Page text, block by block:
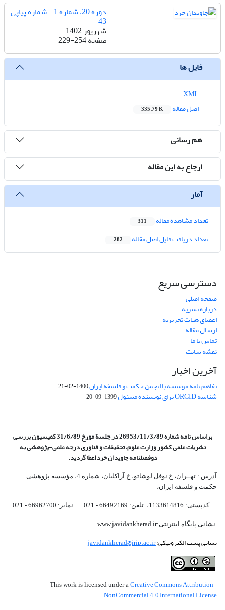
دوره 20، شماره 1 - شماره پیاپی
43
شهریور 1402
صفحه229-254
فایل ها
اصل مقاله
335.79 K
هم رسانی
ارجاع به این مقاله
آمار
تعداد مشاهده مقاله 311
تعداد دریافت فایل اصل مقاله 282
دسترسی سریع
صفحه اصلی
درباره نشریه
اعضای هیات تحریریه
ارسال مقاله
تماس با ما
نقشه سایت
آخرین اخبار
تفاهم نامه موسسه با انجمن حکمت و فلسفه ایران1400-02-21
شناسه ORCID برای نویسنده مسئول 1399-09-20
براساس نامه شماره 26953/11/3/89 در جلسة مورخ 31/6/89 کمیسیون
بررسی
نشریات علمی کشور وزارت علوم، تحقیقات و فناوری درجه علمی‌-پژوهشیبه
دوفصلنامه جاویدان خرد اعطا گردید.
آدرس : تهــران، خ نوفل لوشاتو، خ آراکلیان، شماره 4،‌ مؤسسه پژوهشی
حکمت و فلسفه ایران،‌
کدپستی: 1133614816، تلفن: 66492169 - 021 نمابر: 66962700 - 021
نشانی پایگاه اینترنتی:www.javidankherad.ir
نشانی پست الکترونیکی:javidankherad@irip.ac.ir
This work is licensed under a Creative Commons Attribution-
NonCommercial 4.0 International License
.